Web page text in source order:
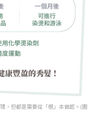
，但都是需要從「根」本做起。(圖